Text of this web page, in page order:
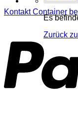
Es
Zurück
Kontakt Container